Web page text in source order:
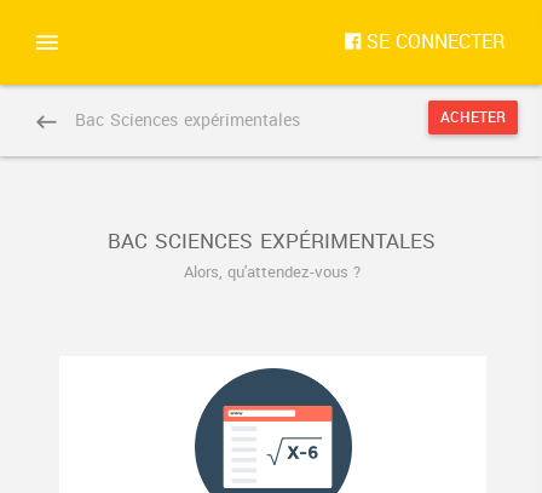
SE CONNECTER
Bac Sciences expérimentales ACHETER
BAC SCIENCES EXPÉRIMENTALES
Alors, qu'attendez-vous ?